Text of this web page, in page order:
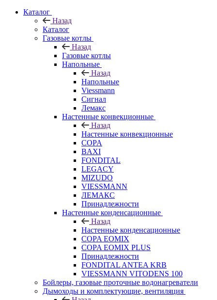
Каталог
Назад
Каталог
Газовые котлы
Назад
Газовые котлы
Напольные
Назад
Напольные
Viessmann
Сигнал
Лемакс
Настенные конвекционные
Назад
Настенные конвекционные
COPA
BAXI
FONDITAL
LEGACY
MIZUDO
VIESSMANN
ЛЕМАКС
Принадлежности
Настенные конденсационные
Назад
Настенные конденсационные
COPA EOMIX
COPA EOMIX PLUS
Принадлежности
FONDITAL ANTEA KRB
VIESSMANN VITODENS 100
Бойлеры, газовые проточные водонагреватели
Дымоходы и комплектующие, вентиляция